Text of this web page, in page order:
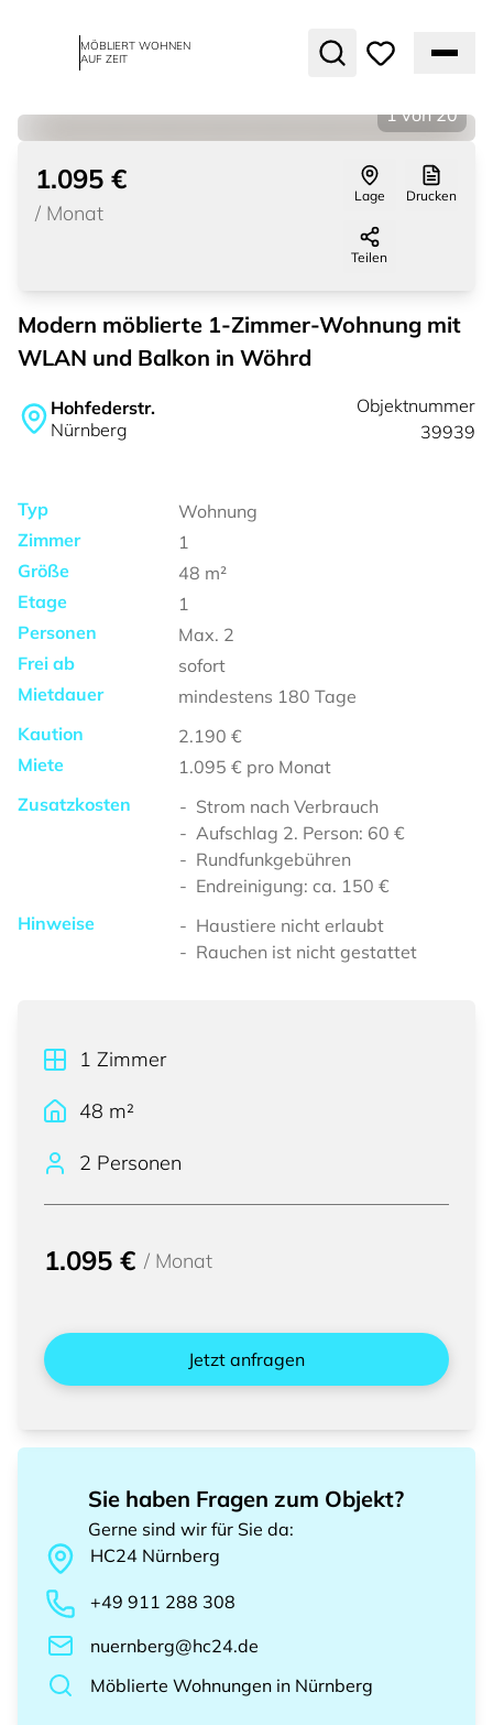
MÖBLIERT WOHNEN
AUF ZEIT
1 von 20
1.095 €
/ Monat
Lage Drucken
Teilen
Modern möblierte 1-Zimmer-Wohnung mit
WLAN und Balkon in Wöhrd
Hohfederstr.
Nürnberg
Objektnummer
39939
Typ
Wohnung
Zimmer
1
Größe
48 m²
Etage
1
Personen
Max. 2
Frei ab
sofort
Mietdauer
mindestens 180 Tage
Kaution
2.190 €
Miete
1.095 € pro Monat
Zusatzkosten
Strom nach Verbrauch
Aufschlag 2. Person: 60 €
Rundfunkgebühren
Endreinigung: ca. 150 €
Hinweise
Haustiere nicht erlaubt
Rauchen ist nicht gestattet
1 Zimmer
48 m²
2 Personen
1.095 € / Monat
Jetzt anfragen
Sie haben Fragen zum Objekt?
Gerne sind wir für Sie da:
HC24 Nürnberg
+49 911 288 308
nuernberg@hc24.de
Möblierte Wohnungen in Nürnberg